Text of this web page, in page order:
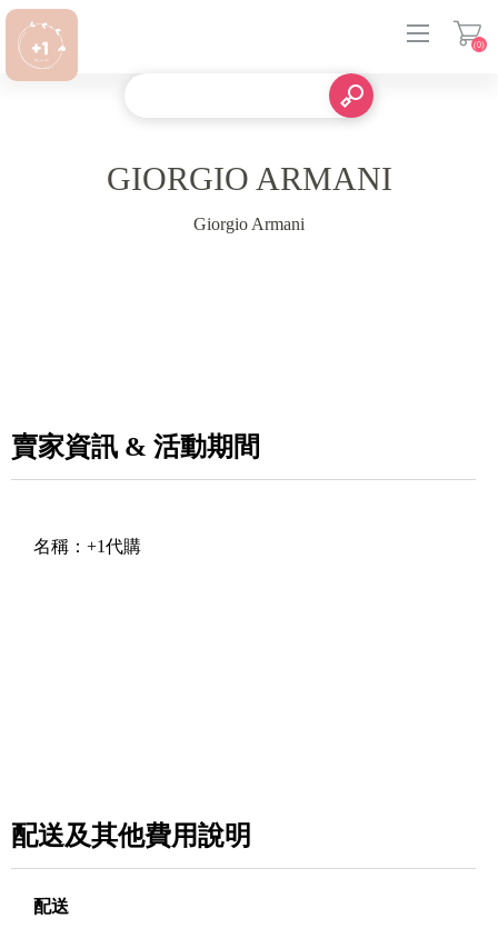
(0)
GIORGIO ARMANI
Giorgio Armani
賣家資訊 & 活動期間
名稱： +1代購
配送及其他費用說明
配送